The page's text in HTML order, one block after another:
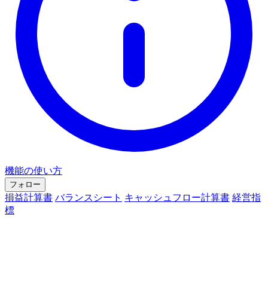
機能の使い方
フォロー
損益計算書 バランスシート キャッシュフロー計算書 経営指
標